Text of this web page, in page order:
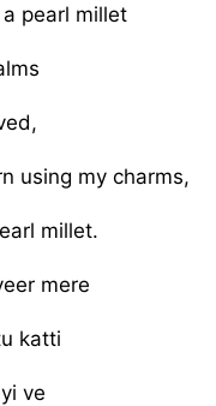
pearl millet
using my charms,
millet.
mere
katti
ve